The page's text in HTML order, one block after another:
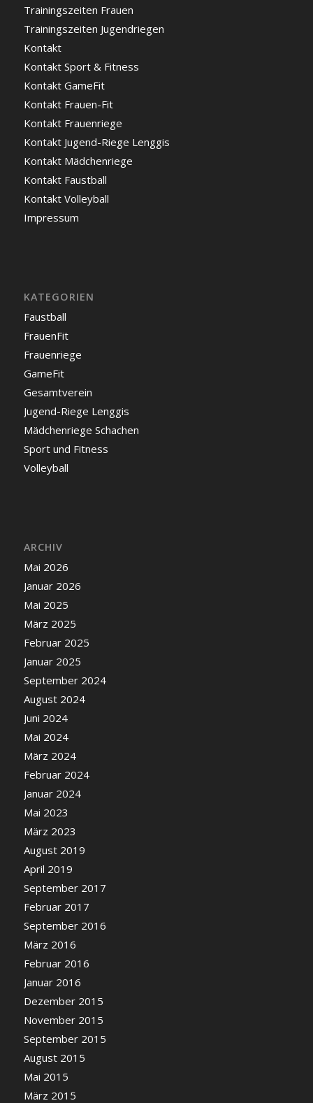
Trainingszeiten Frauen
Trainingszeiten Jugendriegen
Kontakt
Kontakt Sport & Fitness
Kontakt GameFit
Kontakt Frauen-Fit
Kontakt Frauenriege
Kontakt Jugend-Riege Lenggis
Kontakt Mädchenriege
Kontakt Faustball
Kontakt Volleyball
Impressum
KATEGORIEN
Faustball
FrauenFit
Frauenriege
GameFit
Gesamtverein
Jugend-Riege Lenggis
Mädchenriege Schachen
Sport und Fitness
Volleyball
ARCHIV
Mai 2026
Januar 2026
Mai 2025
März 2025
Februar 2025
Januar 2025
September 2024
August 2024
Juni 2024
Mai 2024
März 2024
Februar 2024
Januar 2024
Mai 2023
März 2023
August 2019
April 2019
September 2017
Februar 2017
September 2016
März 2016
Februar 2016
Januar 2016
Dezember 2015
November 2015
September 2015
August 2015
Mai 2015
März 2015